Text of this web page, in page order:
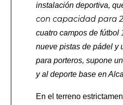
instalación deportiva,
con capacidad para
cuatro campos de fútbol
nueve pistas de pádel y
para porteros, supone
y al deporte base en
En el terreno